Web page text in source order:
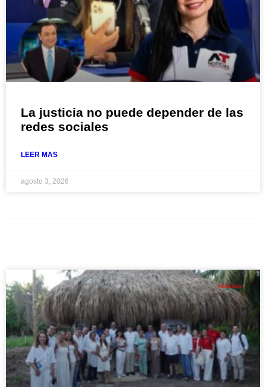
La justicia no puede depender de las
redes sociales
LEER MAS
agosto 3, 2026
REGIONAL